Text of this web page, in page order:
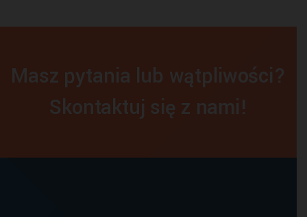
Masz pytania lub wątpliwości?
Skontaktuj się z nami!